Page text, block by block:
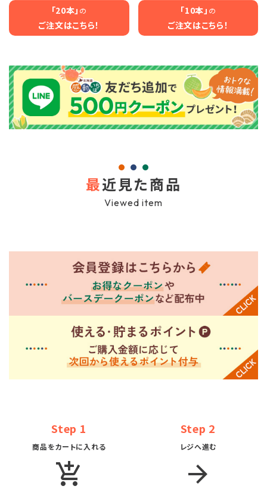
「20本」 の
ご注文はこちら！
「10本」 の
ご注文はこちら！
最近見た商品
Viewed item
Step 1
商品をカートに入れる
add_shopping_cart
Step 2
レジへ進む
arrow_forward